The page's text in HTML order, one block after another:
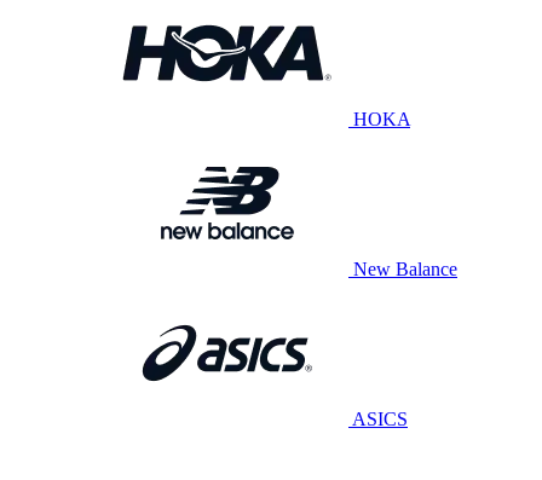
HOKA
New Balance
ASICS